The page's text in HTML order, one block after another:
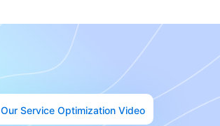
Our Service Optimization Video